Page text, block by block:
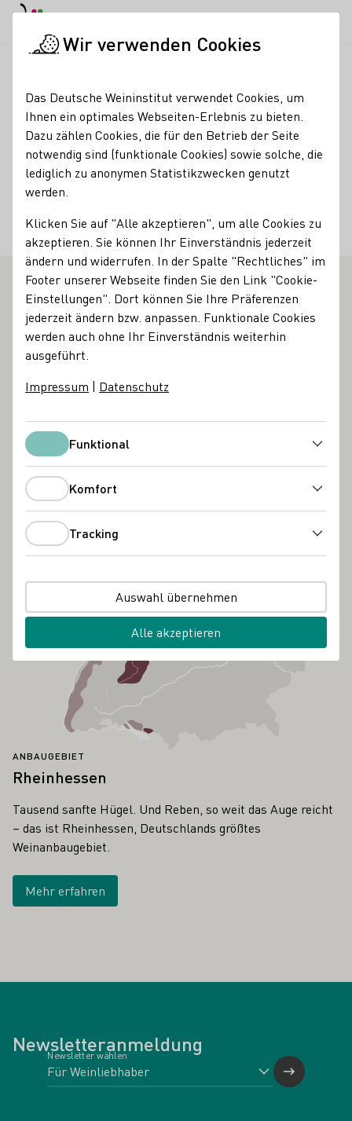
Weingut Hemer GbR
Kontakt
67550 Worms Rheinhessen Deutschland
ANBAUGEBIET
Rheinhessen
Tausend sanfte Hügel. Und Reben, so weit das Auge reicht
– das ist Rheinhessen, Deutschlands größtes
Weinanbaugebiet.
Mehr erfahren
Newsletteranmeldung
Newsletter wählen
Wir verwenden Cookies
Das Deutsche Weininstitut verwendet Cookies, um
Ihnen ein optimales Webseiten-Erlebnis zu bieten.
Dazu zählen Cookies, die für den Betrieb der Seite
notwendig sind (funktionale Cookies) sowie solche, die
lediglich zu anonymen Statistikzwecken genutzt
werden.
Klicken Sie auf "Alle akzeptieren", um alle Cookies zu
akzeptieren. Sie können Ihr Einverständnis jederzeit
ändern und widerrufen. In der Spalte "Rechtliches" im
Footer unserer Webseite finden Sie den Link "Cookie-
Einstellungen". Dort können Sie Ihre Präferenzen
jederzeit ändern bzw. anpassen. Funktionale Cookies
werden auch ohne Ihr Einverständnis weiterhin
ausgeführt.
Impressum | Datenschutz
FunktionalFunktional
Komfort
Tracking
Auswahl übernehmen
Alle akzeptieren